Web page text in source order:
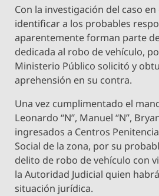
Con la investigación del caso
identificar a los probables
aparentemente forman parte
dedicada al robo de vehículo,
Ministerio Público solicitó y
aprehensión en su contra.
Una vez cumplimentado el
Leonardo “N”, Manuel “N”,
ingresados a Centros
Social de la zona, por su
delito de robo de vehículo con
la Autoridad Judicial quien
situación jurídica.